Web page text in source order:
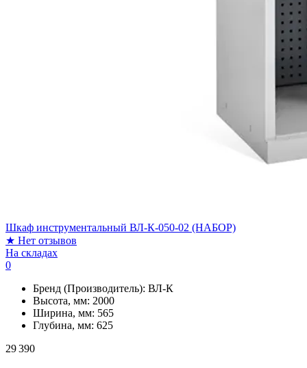
Шкаф инструментальный ВЛ-К-050-02 (НАБОР)
★ Нет отзывов
На складах
0
Бренд (Производитель): ВЛ-К
Высота, мм: 2000
Ширина, мм: 565
Глубина, мм: 625
29 390